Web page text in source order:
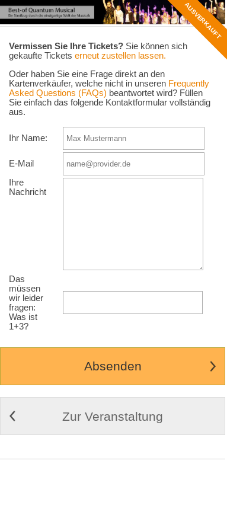
AUSVERKAUFT
Vermissen Sie Ihre Tickets? Sie können sich
gekaufte Tickets erneut zustellen lassen.
Oder haben Sie eine Frage direkt an den
Kartenverkäufer, welche nicht in unseren Frequently
Asked Questions (FAQs) beantwortet wird? Füllen
Sie einfach das folgende Kontaktformular vollständig
aus.
Ihr Name:
E-Mail
Ihre
Nachricht
Das
müssen
wir leider
fragen:
Was ist
1+3?
Zur Veranstaltung